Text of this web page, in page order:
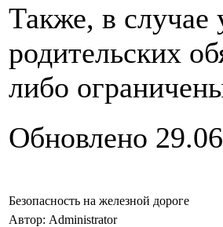
Также, в случае
родительских
либо
Обновлено
Безопасность на железной дороге
Автор: Administrator